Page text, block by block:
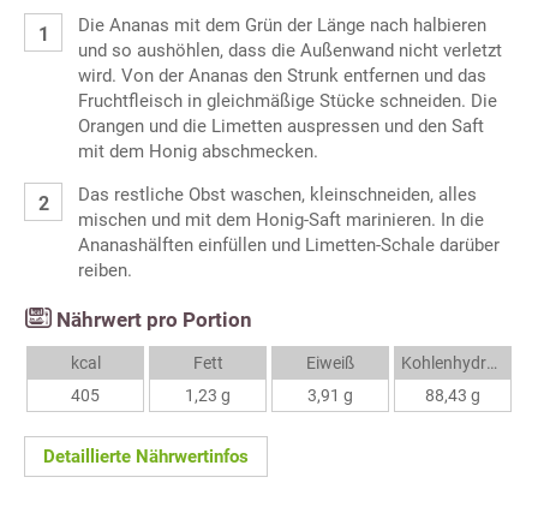
Die Ananas mit dem Grün der Länge nach halbieren
und so aushöhlen, dass die Außenwand nicht verletzt
wird. Von der Ananas den Strunk entfernen und das
Fruchtfleisch in gleichmäßige Stücke schneiden. Die
Orangen und die Limetten auspressen und den Saft
mit dem Honig abschmecken.
Das restliche Obst waschen, kleinschneiden, alles
mischen und mit dem Honig-Saft marinieren. In die
Ananashälften einfüllen und Limetten-Schale darüber
reiben.
Nährwert pro Portion
kcal
405
Fett
1,23 g
Eiweiß
3,91 g
Kohlenhydrate
88,43 g
Detaillierte Nährwertinfos